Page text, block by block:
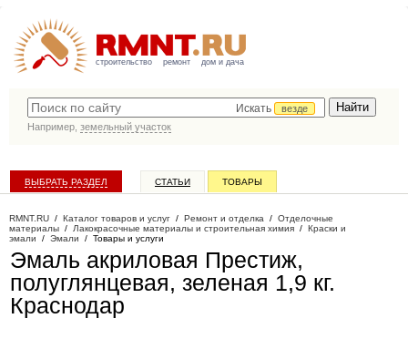
строительство ремонт дом и дача
Искать
везде
Например, земельный участок
ВЫБРАТЬ РАЗДЕЛ СТАТЬИ ТОВАРЫ
RMNT.RU / Каталог товаров и услуг / Ремонт и отделка / Отделочные
материалы / Лакокрасочные материалы и строительная химия / Краски и
эмали / Эмали / Товары и услуги
Эмаль акриловая Престиж,
полуглянцевая, зеленая 1,9 кг.
Краснодар